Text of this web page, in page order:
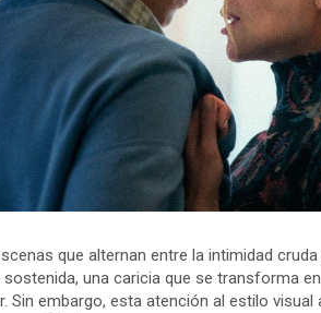
que alternan entre la intimidad
una caricia que se transforma
embargo, esta atención al estilo visual